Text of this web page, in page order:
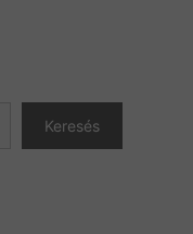
Keresés